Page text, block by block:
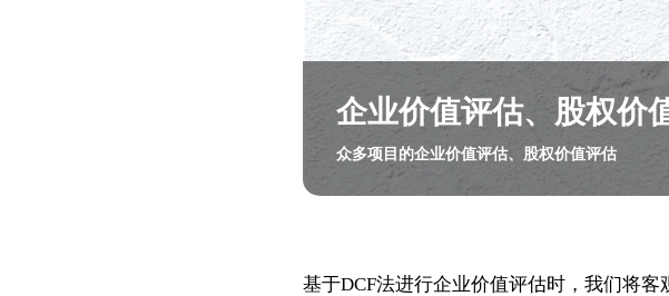
企业价值评估、股权价
众多项目的企业价值评估、股权价值评估
基于DCF法进行企业价值评估时，我们将